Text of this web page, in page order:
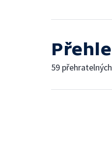
59 přehratelných